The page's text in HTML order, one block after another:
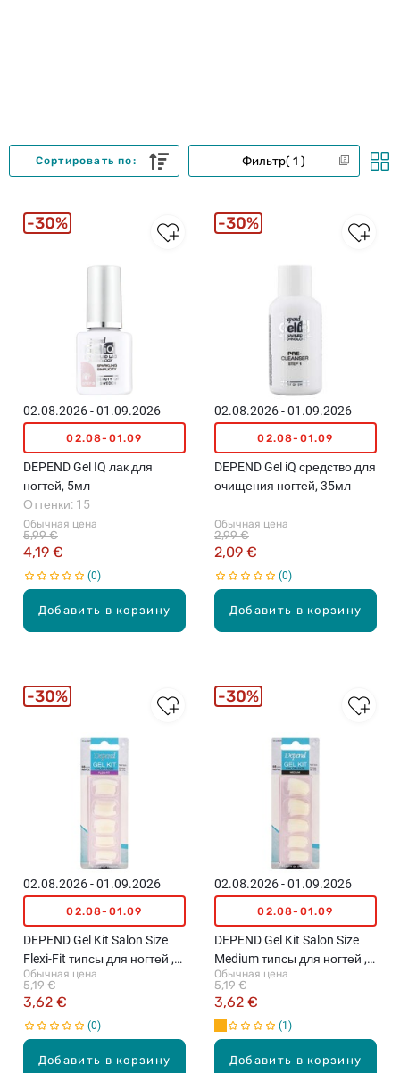
Фильтр 1
Сортировать по:
Добавить в корзину
02.08.2026 - 01.09.2026
02.08-01.09
DEPEND Gel IQ лак для
ногтей, 5мл
Обычная цена
4,19 €
5,99 €
Оттенки: 15
0
30%
Добавить в корзину
02.08.2026 - 01.09.2026
02.08-01.09
DEPEND Gel iQ средство для
очищения ногтей, 35мл
Обычная цена
2,09 €
2,99 €
0
30%
Добавить в корзину
02.08.2026 - 01.09.2026
02.08-01.09
DEPEND Gel Kit Salon Size
Flexi-Fit типсы для ногтей ,
55шт.
Обычная цена
3,62 €
5,19 €
0
30%
Добавить в корзину
02.08.2026 - 01.09.2026
02.08-01.09
DEPEND Gel Kit Salon Size
Medium типсы для ногтей ,
55шт.
Обычная цена
3,62 €
5,19 €
1
30%